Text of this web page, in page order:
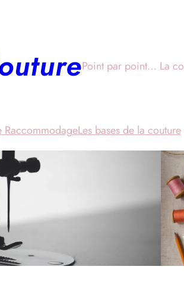
Point par point… La
RaccommodageLes bases de la couture